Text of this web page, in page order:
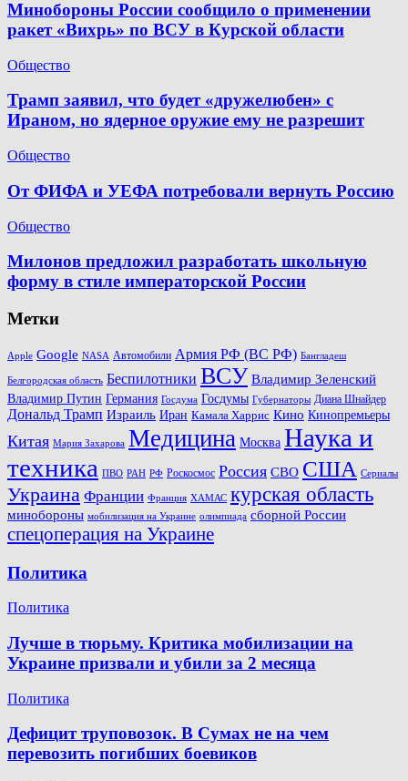
Минобороны России сообщило о применении
ракет «Вихрь» по ВСУ в Курской области
Общество
Трамп заявил, что будет «дружелюбен» с
Ираном, но ядерное оружие ему не разрешит
Общество
От ФИФА и УЕФА потребовали вернуть Россию
Общество
Милонов предложил разработать школьную
форму в стиле императорской России
Метки
Apple Google NASA Автомобили Армия РФ (ВС РФ) Бангладеш
Белгородская область Беспилотники ВСУ Владимир Зеленский
Владимир Путин Германия Госдума Госдумы Губернаторы Диана Шнайдер
Дональд Трамп Израиль Иран Камала Харрис Кино Кинопремьеры
Китая Мария Захарова Медицина Москва Наука и
техника ПВО РАН РФ Роскосмос Россия СВО США Сериалы
Украина Франции Франция ХАМАС курская область
минобороны мобилизация на Украине олимпиада сборной России
спецоперация на Украине
Политика
Политика
Лучше в тюрьму. Критика мобилизации на
Украине призвали и убили за 2 месяца
Политика
Дефицит труповозок. В Сумах не на чем
перевозить погибших боевиков